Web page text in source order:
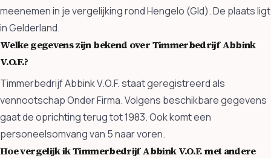
meenemen in je vergelijking rond Hengelo (Gld). De plaats ligt
in Gelderland.
Welke gegevens zijn bekend over Timmerbedrijf Abbink
V.O.F.?
Timmerbedrijf Abbink V.O.F. staat geregistreerd als
vennootschap Onder Firma. Volgens beschikbare gegevens
gaat de oprichting terug tot 1983. Ook komt een
personeelsomvang van 5 naar voren.
Hoe vergelijk ik Timmerbedrijf Abbink V.O.F. met andere